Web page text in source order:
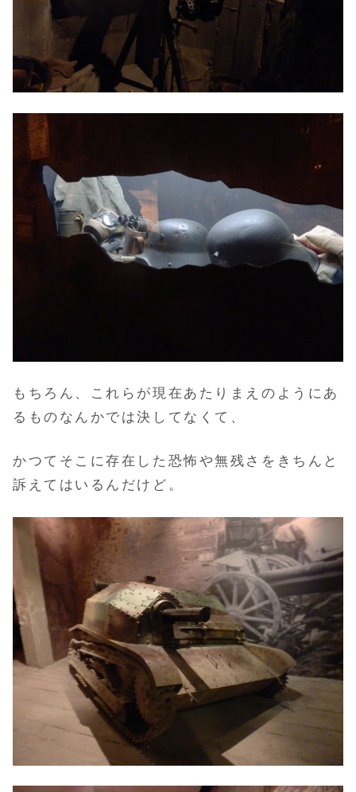
もちろん、これらが現在あたりまえのようにあ
るものなんかでは決してなくて、
かつてそこに存在した恐怖や無残さをきちんと
訴えてはいるんだけど。